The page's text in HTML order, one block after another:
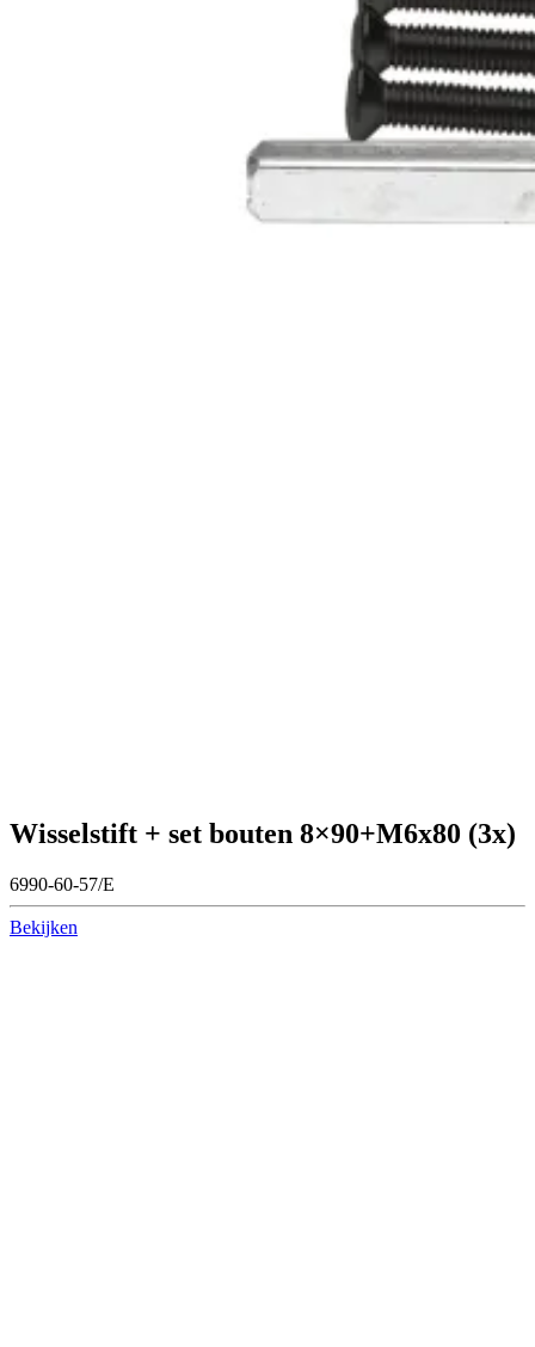
Wisselstift + set bouten 8×90+M6x80 (3x)
6990-60-57/E
Bekijken